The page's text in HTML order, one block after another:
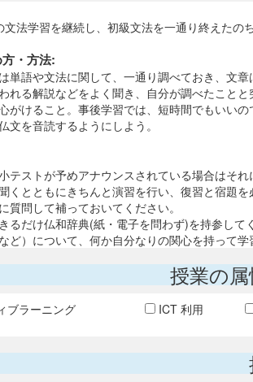
文法学習を継続し、初級文法を一通り終えた
・方法:
単語や文法に関して、一通り調べておき、文
れる解説などをよく聞き、自分が調べたこと
がけること。事後学習では、短時間でもいい
文を音読するようにしよう。
テストが予めアナウンスされている場合はそ
くとともにきちんと演習を行い、復習と宿題
質問して補っておいてください。
るだけ仏和辞典(紙・電子を問わず)を持参し
ど）について、何か自分なりの関心を持って
授業の
ブラーニング ICT 利用